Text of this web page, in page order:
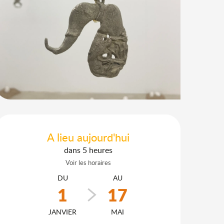
A lieu aujourd'hui
dans 5 heures
Voir les horaires
DU
1
JANVIER
AU
17
MAI